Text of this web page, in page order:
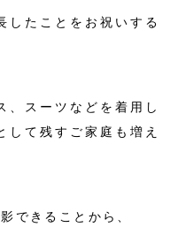
したことをお祝いする
、スーツなどを着用し
して残すご家庭も増え
できることから、